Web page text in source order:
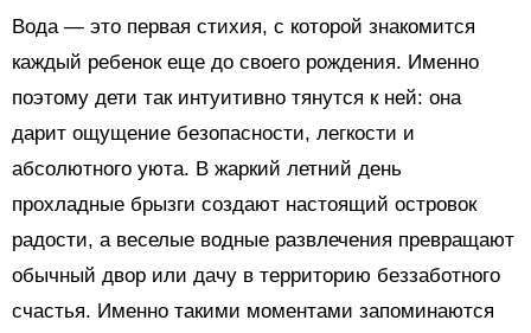
Вода — это первая стихия, с которой знакомится
каждый ребенок еще до своего рождения. Именно
поэтому дети так интуитивно тянутся к ней: она
дарит ощущение безопасности, легкости и
абсолютного уюта. В жаркий летний день
прохладные брызги создают настоящий островок
радости, а веселые водные развлечения превращают
обычный двор или дачу в территорию беззаботного
счастья. Именно такими моментами запоминаются